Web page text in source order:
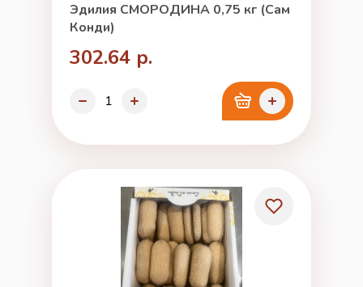
Эдилия СМОРОДИНА 0,75 кг (Сам
Конди)
302.64 р.